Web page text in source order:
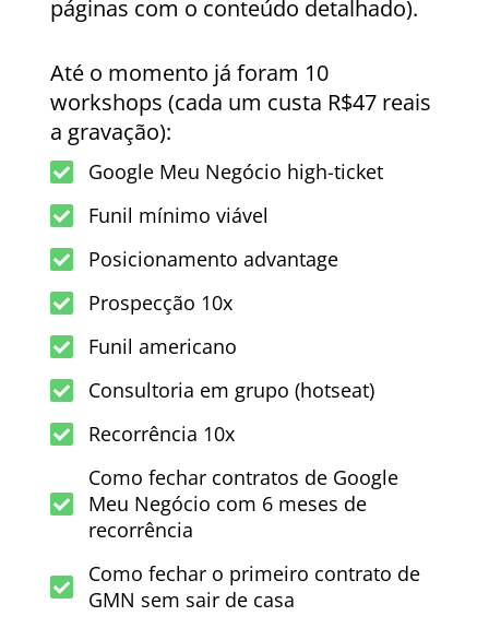
páginas com o conteúdo detalhado).
Até o momento já foram 10
workshops (cada um custa R$47 reais
a gravação):
Google Meu Negócio high-ticket
Funil mínimo viável
Posicionamento advantage
Prospecção 10x
Funil americano
Consultoria em grupo (hotseat)
Recorrência 10x
Como fechar contratos de Google
Meu Negócio com 6 meses de
recorrência
Como fechar o primeiro contrato de
GMN sem sair de casa